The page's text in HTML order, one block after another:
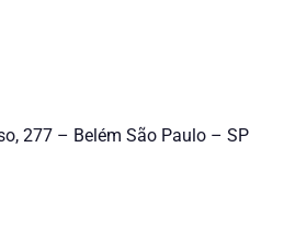
277 – Belém São Paulo – SP